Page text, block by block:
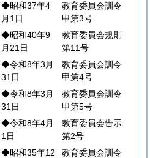
◆昭和37年4
月1日
教育委員会訓令
甲第3号
◆昭和40年9
月21日
教育委員会規則
第11号
◆令和8年3月
31日
教育委員会訓令
甲第4号
◆令和8年3月
31日
教育委員会訓令
甲第5号
◆令和8年4月
1日
教育委員会告示
第2号
◆昭和35年12
教育委員会訓令